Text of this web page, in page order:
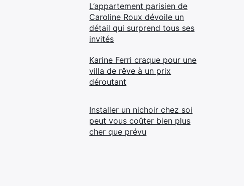
L’appartement parisien de
Caroline Roux dévoile un
détail qui surprend tous ses
invités
Karine Ferri craque pour une
villa de rêve à un prix
déroutant
Installer un nichoir chez soi
peut vous coûter bien plus
cher que prévu